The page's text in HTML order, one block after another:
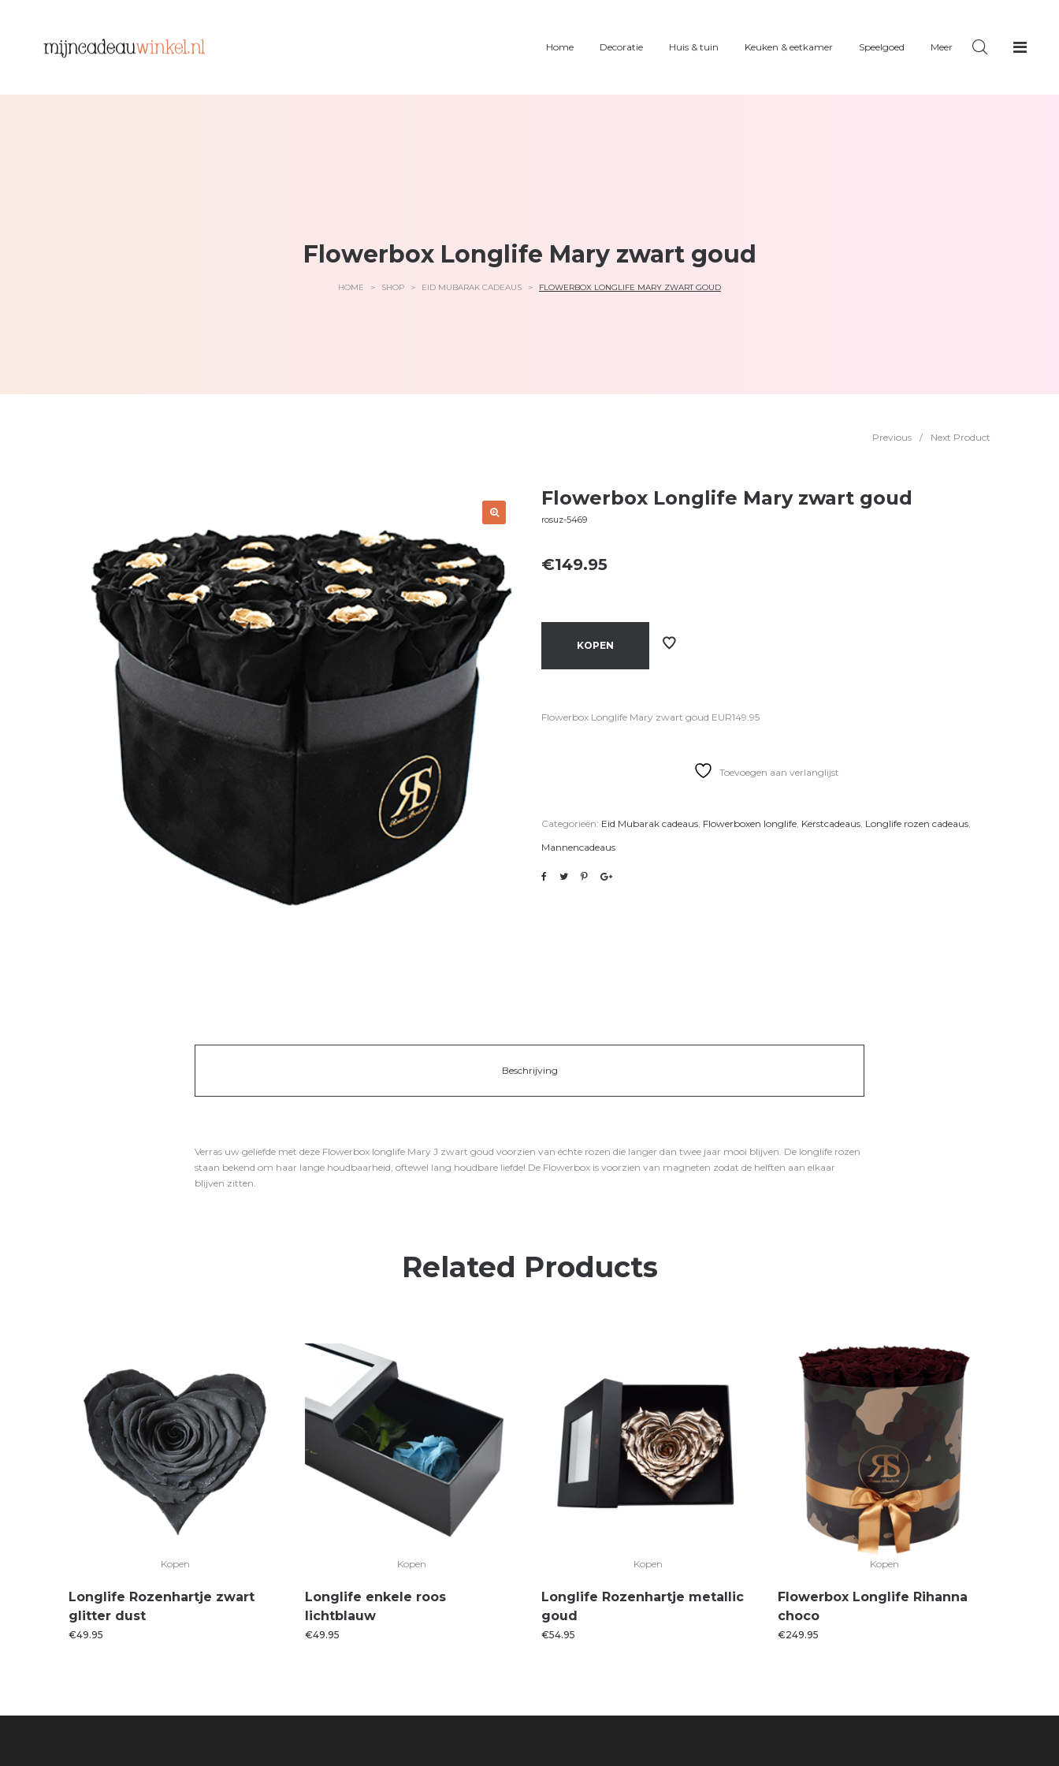
Home Decoratie Huis & tuin Keuken & eetkamer Speelgoed Meer
Flowerbox Longlife Mary zwart goud
HOME > SHOP > EID MUBARAK CADEAUS > FLOWERBOX LONGLIFE MARY ZWART GOUD
Previous / Next Product
Flowerbox Longlife Mary zwart goud
rosuz-5469
€149.95
KOPEN
Flowerbox Longlife Mary zwart goud EUR149.95
Toevoegen aan verlanglijst
Categorieën: Eid Mubarak cadeaus, Flowerboxen longlife, Kerstcadeaus, Longlife rozen cadeaus,
Mannencadeaus
Beschrijving
Verras uw geliefde met deze Flowerbox longlife Mary J zwart goud voorzien van échte rozen die langer dan twee jaar mooi blijven. De longlife rozen
staan bekend om haar lange houdbaarheid, oftewel lang houdbare liefde! De Flowerbox is voorzien van magneten zodat de helften aan elkaar
blijven zitten.
Related Products
Kopen
Longlife Rozenhartje zwart
glitter dust
€49.95
Kopen
Longlife enkele roos
lichtblauw
€49.95
Kopen
Longlife Rozenhartje metallic
goud
€54.95
Kopen
Flowerbox Longlife Rihanna
choco
€249.95